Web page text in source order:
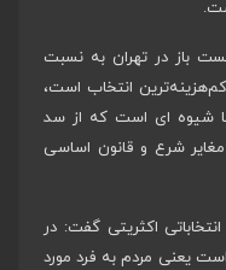
باز در تهران به نسبت
انتخاب است،
شیوه ای است که از سد
شرع و قانون اساسی
اکثریتی گفت: در
یعنی مردم به فرد مورد